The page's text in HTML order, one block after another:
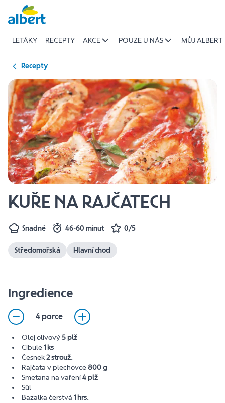
Přeskočit
LETÁKY RECEPTY AKCE POUZE U NÁS MŮJ ALBERT
Recepty
KUŘE NA RAJČATECH
Snadné 46-60 minut 0/5
Středomořská Hlavní chod
Ingredience
4 porce
Olej olivový5 plž
Cibule1 ks
Česnek2 strouž.
Rajčata v plechovce800 g
Smetana na vaření4 plž
Sůl
Bazalka čerstvá 1 hrs.